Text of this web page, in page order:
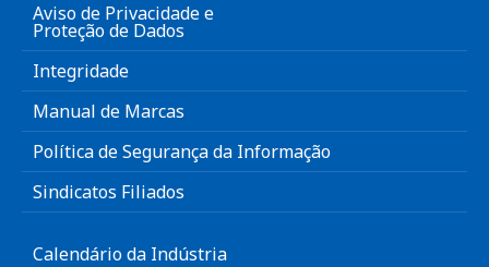
Aviso de Privacidade e
Proteção de Dados
Integridade
Manual de Marcas
Política de Segurança da Informação
Sindicatos Filiados
Calendário da Indústria